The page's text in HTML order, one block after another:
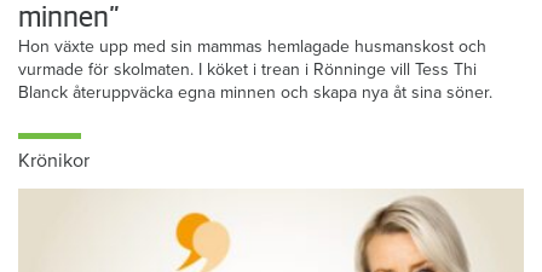
minnen”
Hon växte upp med sin mammas hemlagade husmanskost och
vurmade för skolmaten. I köket i trean i Rönninge vill Tess Thi
Blanck återuppväcka egna minnen och skapa nya åt sina söner.
Krönikor